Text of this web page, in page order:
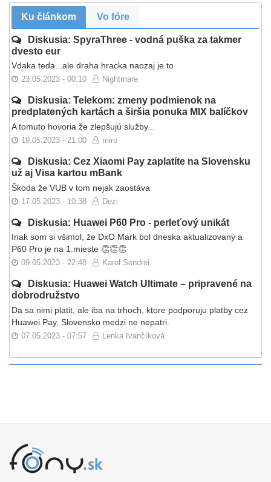
Ku článkom Vo fóre
Diskusia: SpyraThree - vodná puška za takmer
dvesto eur
Vdaka teda...ale draha hracka naozaj je to
23.05.2023 - 00:10 Nightmare
Diskusia: Telekom: zmeny podmienok na
predplatených kartách a širšia ponuka MIX balíčkov
A tomuto hovoria že zlepšujú služby...
19.05.2023 - 21:00 miro
Diskusia: Cez Xiaomi Pay zaplatíte na Slovensku
už aj Visa kartou mBank
Škoda že VUB v tom nejak zaostáva
17.05.2023 - 10:38 Dezi
Diskusia: Huawei P60 Pro - perleťový unikát
Inak som si všimol, že DxO Mark bol dneska aktualizovaný a
P60 Pro je na 1.mieste 👏👏👏
09.05.2023 - 22:48 Karol Sendrei
Diskusia: Huawei Watch Ultimate – pripravené na
dobrodružstvo
Da sa nimi platit, ale iba na trhoch, ktore podporuju platby cez
Huawei Pay. Slovensko medzi ne nepatri.
07.05.2023 - 07:57 Lenka Ivančíková